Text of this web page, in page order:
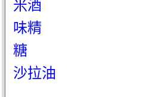
米酒
味精
糖
沙拉油